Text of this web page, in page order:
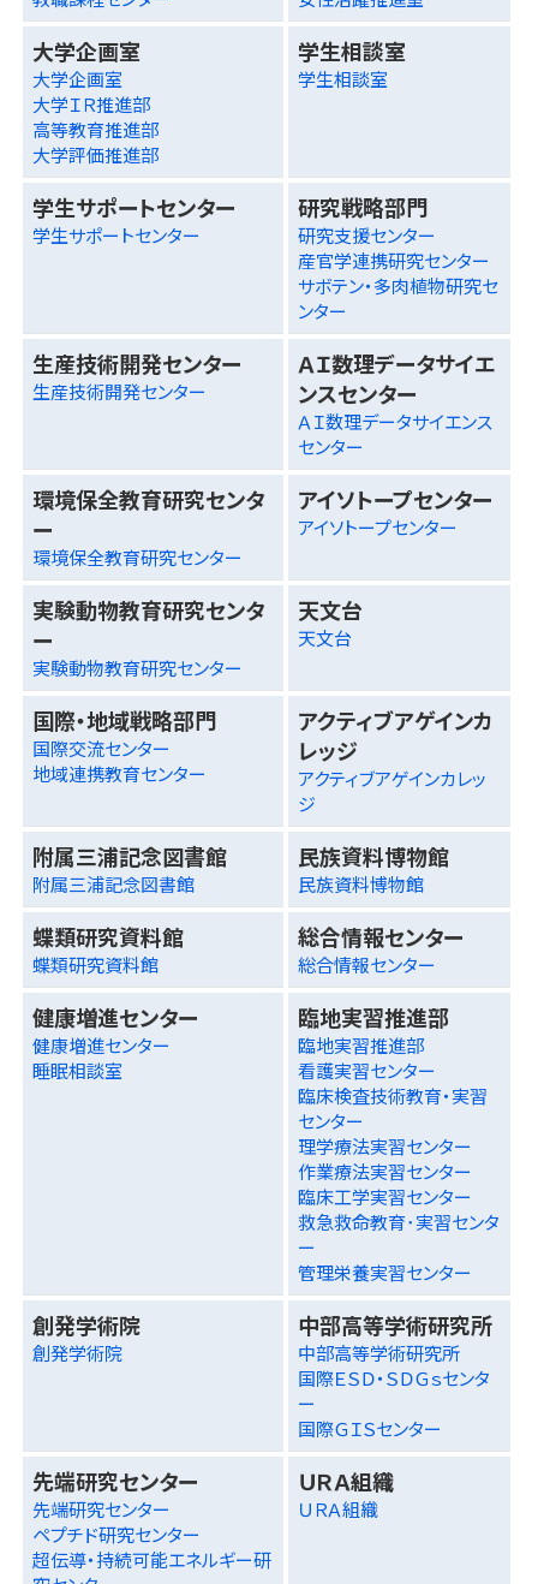
大学企画室
大学企画室
大学ＩＲ推進部
高等教育推進部
大学評価推進部
学生相談室
学生相談室
学生サポートセンター
学生サポートセンター
研究戦略部門
研究支援センター
産官学連携研究センター
サボテン・多肉植物研究セ
ンター
生産技術開発センター
生産技術開発センター
ＡＩ数理データサイエ
ンスセンター
ＡＩ数理データサイエンス
センター
環境保全教育研究センタ
ー
環境保全教育研究センター
アイソトープセンター
アイソトープセンター
実験動物教育研究センタ
ー
実験動物教育研究センター
天文台
天文台
国際・地域戦略部門
国際交流センター
地域連携教育センター
アクティブアゲインカ
レッジ
アクティブアゲインカレッ
ジ
附属三浦記念図書館
附属三浦記念図書館
民族資料博物館
民族資料博物館
蝶類研究資料館
蝶類研究資料館
総合情報センター
総合情報センター
健康増進センター
健康増進センター
睡眠相談室
臨地実習推進部
臨地実習推進部
看護実習センター
臨床検査技術教育・実習
センター
理学療法実習センター
作業療法実習センター
臨床工学実習センター
救急救命教育･実習センタ
ー
管理栄養実習センター
創発学術院
創発学術院
中部高等学術研究所
中部高等学術研究所
国際ＥＳＤ・ＳＤＧｓセンタ
ー
国際ＧＩＳセンター
先端研究センター
先端研究センター
ペプチド研究センター
超伝導・持続可能エネルギー研
ＵＲＡ組織
ＵＲＡ組織